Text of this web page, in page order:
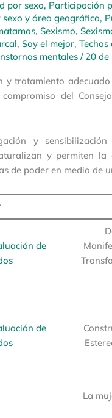
por sexo, Participación
y área geográfica,
, Sexismo,
, Soy el mejor, Techos
mentales / 20 de
y tratamiento
del
y
y permiten la
de poder en medio de
de
de
La